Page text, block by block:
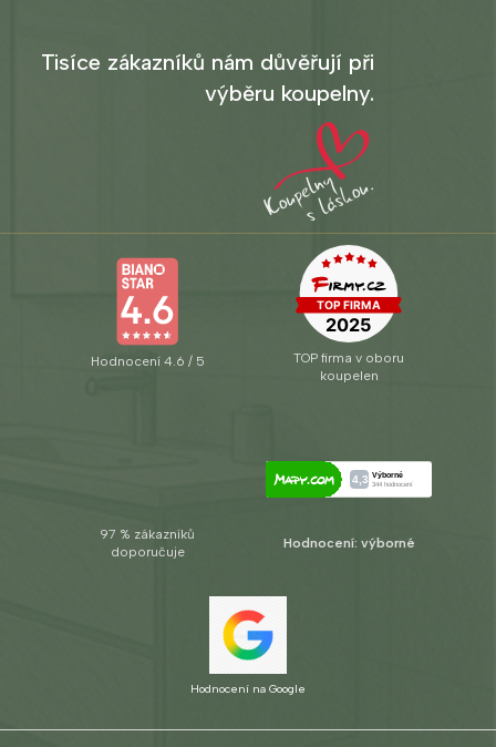
Tisíce zákazníků nám důvěřují při
výběru koupelny.
Hodnocení 4.6 / 5
TOP firma v oboru
koupelen
97 % zákazníků
doporučuje
Hodnocení: výborné
Hodnocení na Google